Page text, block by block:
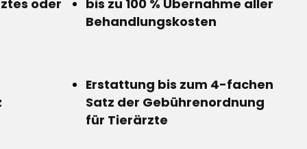
oder
bis zu 100 % Übernahme aller
Behandlungskosten
Erstattung bis zum 4-fachen
Satz der Gebührenordnung
für Tierärzte